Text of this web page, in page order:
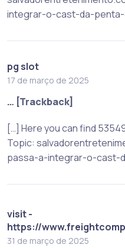
integrar-o-cast-da-
pg slot
17 de março de 2025
… [Trackback]
[…] Here you can find
Topic:
passa-a-integrar-o-cast-
visit -
https://
31 de março de 2025